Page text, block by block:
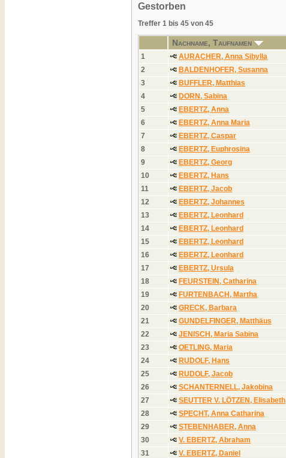
Gestorben
Treffer 1 bis 45 von 45
Nachname, Taufnamen
1
AURACHER, Anna Sibylla
2
BALDENHOFER, Susanna
3
BUFFLER, Matthias
4
DORN, Sabina
5
EBERTZ, Anna
6
EBERTZ, Anna Maria
7
EBERTZ, Caspar
8
EBERTZ, Euphrosina
9
EBERTZ, Georg
10
EBERTZ, Hans
11
EBERTZ, Jacob
12
EBERTZ, Johannes
13
EBERTZ, Leonhard
14
EBERTZ, Leonhard
15
EBERTZ, Leonhard
16
EBERTZ, Leonhard
17
EBERTZ, Ursula
18
FEURSTEIN, Catharina
19
FURTENBACH, Martha
20
GRECK, Barbara
21
GUNDELFINGER, Matthäus
22
JENISCH, Maria Sabina
23
OETLING, Maria
24
RUDOLF, Hans
25
RUDOLF, Jacob
26
SCHANTERNELL, Jakobina
27
SEUTTER V. LÖTZEN, Elisabeth
28
SPECHT, Anna Catharina
29
STEBENHABER, Anna
30
V. EBERTZ, Abraham
31
V. EBERTZ, Daniel